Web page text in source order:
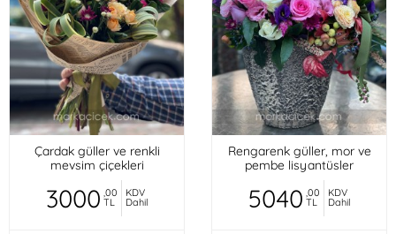
Çardak güller ve renkli
mevsim çiçekleri
3000 ,00
TL
KDV
Dahil
Rengarenk güller, mor ve
pembe lisyantüsler
5040 ,00
TL
KDV
Dahil